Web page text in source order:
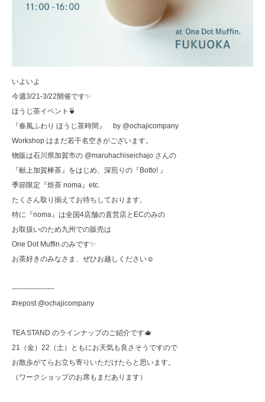
いよいよ
今週3/21-3/22開催です✨
ほうじ茶イベント🍵
『春風ふわり ほうじ茶時間』 by @ochajicompany
Workshop はまだ若干名空きがございます。
物販は石川県加賀市の @maruhachiseichajo さんの
『献上加賀棒茶』をはじめ、深煎りの『Botto! 』
季節限定『焙茶 noma』etc.
たくさん取り揃えてお待ちしております。
特に『noma』は全国4店舗の直営店とECのみの
お取扱いのため九州での販売は
One Dot Muffin.のみです✨
お茶好きのみなさま、ぜひお越しください☺︎
------------------
#repost @ochajicompany
TEA STAND のラインナップのご紹介です🫖
21（金）22（土）ともにお天気も良さそうですので
お散歩がてらお立ち寄りいただけたらと思います。
（ワークショップのお席もまだあります）